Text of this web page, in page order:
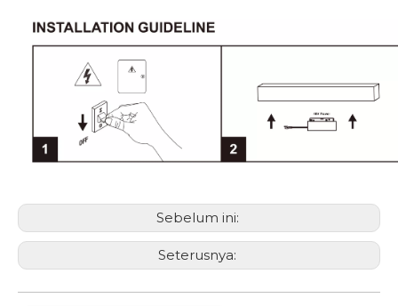
Sebelum ini:
Seterusnya: